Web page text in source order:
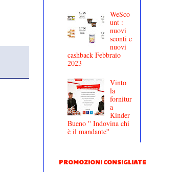
WeSco
unt :
nuovi
sconti e
nuovi
cashback Febbraio
2023
Vinto
la
fornitur
a
Kinder
Bueno '' Indovina chi
è il mandante''
PROMOZIONI CONSIGLIATE